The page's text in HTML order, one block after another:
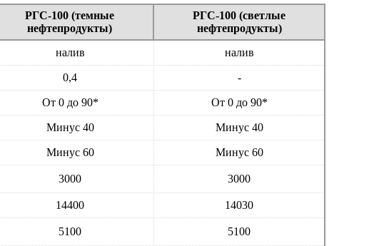
РГС-100 (темные
нефтепродукты)
РГС-100 (светлые
нефтепродукты)
налив налив
0,4 -
От 0 до 90* От 0 до 90*
Минус 40 Минус 40
Минус 60 Минус 60
3000 3000
14400 14030
5100 5100